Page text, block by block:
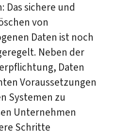
Das sichere und
von
Daten ist noch
Neben der
Daten
Voraussetzungen
Systemen zu
Unternehmen
Schritte